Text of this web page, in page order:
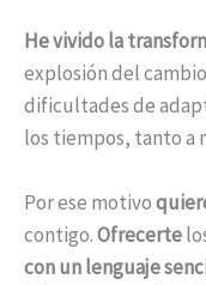
He vivido la
explosión del
dificultades de
los tiempos, tanto a
Por ese motivo
contigo.Ofrecerte
con un lenguaje